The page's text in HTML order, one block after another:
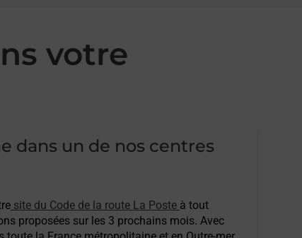
votre
dans un de nos centres
site du Code de la route La Poste à tout
proposées sur les 3 prochains mois. Avec